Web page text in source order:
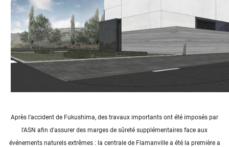
Après l’accident de Fukushima, des travaux importants ont été imposés par
l'ASN afin d'assurer des marges de sûreté supplémentaires face aux
événements naturels extrêmes : la centrale de Flamanville a été la première a